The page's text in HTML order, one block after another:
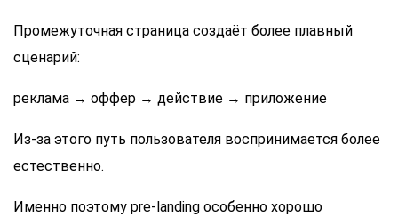
Промежуточная страница создаёт более плавный
сценарий:
реклама → оффер → действие → приложение
Из-за этого путь пользователя воспринимается более
естественно.
Именно поэтому pre-landing особенно хорошо